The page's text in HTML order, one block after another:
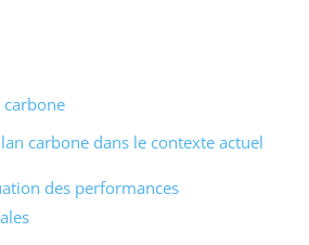
carbone dans le contexte actuel
des performances